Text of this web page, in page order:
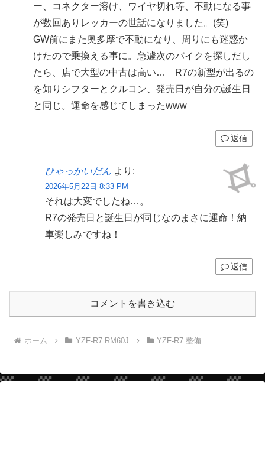
ー、コネクター溶け、ワイヤ切れ等、不動になる事
が数回ありレッカーの世話になりました。(笑)
GW前にまた奥多摩で不動になり、周りにも迷惑か
けたので乗換える事に。急遽次のバイクを探しだし
たら、店で大型の中古は高い… R7の新型が出るの
を知りシフターとクルコン、発売日が自分の誕生日
と同じ。運命を感じてしまったwww
返信
ひゃっかいだん より:
2026年5月22日 8:33 PM
それは大変でしたね…。
R7の発売日と誕生日が同じなのまさに運命！納
車楽しみですね！
返信
コメントを書き込む
ホーム YZF-R7 RM60J YZF-R7 整備